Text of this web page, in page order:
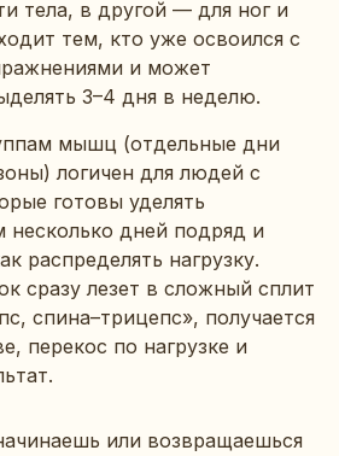
тела, в другой — для ног и
тем, кто уже освоился с
и может
3–4 дня в неделю.
мышц (отдельные дни
логичен для людей с
готовы уделять
несколько дней подряд и
распределять нагрузку.
сразу лезет в сложный сплит
спина–трицепс», получается
перекос по нагрузке и
или возвращаешься